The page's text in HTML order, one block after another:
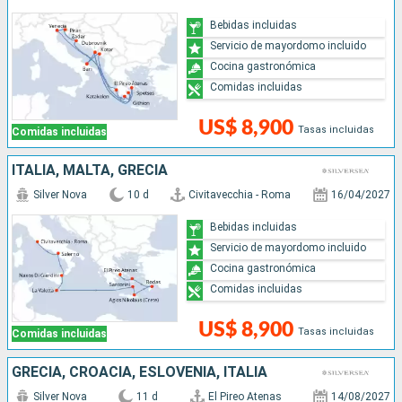
Comidas incluidas US$ 8,900 Tasas incluidas
Bebidas incluidas
Servicio de mayordomo incluido
Cocina gastronómica
Comidas incluidas
ITALIA, MALTA, GRECIA
Comidas incluidas
Silver Nova 10 d Civitavecchia - Roma 16/04/2027
US$ 8,900 Tasas incluidas
Bebidas incluidas
Servicio de mayordomo incluido
Cocina gastronómica
Comidas incluidas
GRECIA, CROACIA, ESLOVENIA, ITALIA
Silver Nova 11 d El Pireo Atenas 14/08/2027